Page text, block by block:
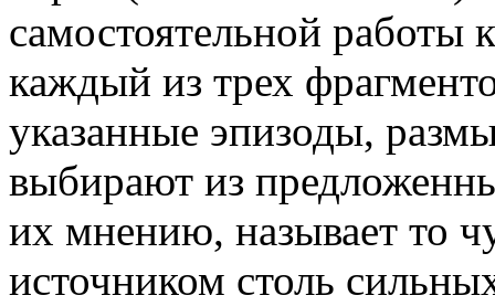
самостоятельной работы
каждый из трех
указанные эпизоды,
выбирают из
их мнению, называет то
источником столь